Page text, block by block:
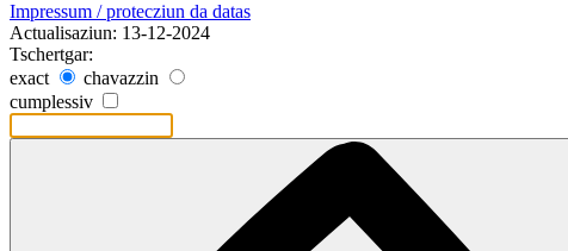
Impressum / protecziun da datas
Actualisaziun: 13-12-2024
Tschertgar:
exact
chavazzin
cumplessiv